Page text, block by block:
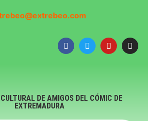
DE AMIGOS DEL CÓMIC DE
EXTREMADURA